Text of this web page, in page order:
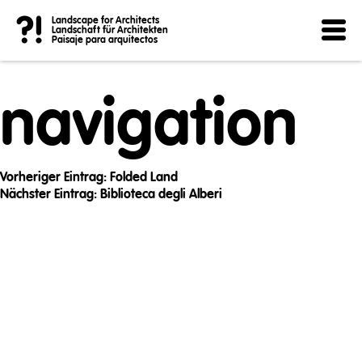
?!
Landscape for Architects
Landschaft für Architekten
Paisaje para arquitectos
Post
navigation
Vorheriger Eintrag: Folded Land
Nächster Eintrag: Biblioteca degli Alberi